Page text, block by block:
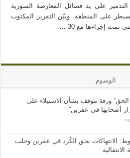
على يد فصائل المعارضة السورية
على المنطقة. وبيّن التقرير المكتوب
تمت إجراءها مع 30 …
الوسوم
الحق” ورقة موقف بشأن الاستيلاء على
أصحابها في عفرين”
الانتهاكات بحق الكُرد في عفرين وحلب